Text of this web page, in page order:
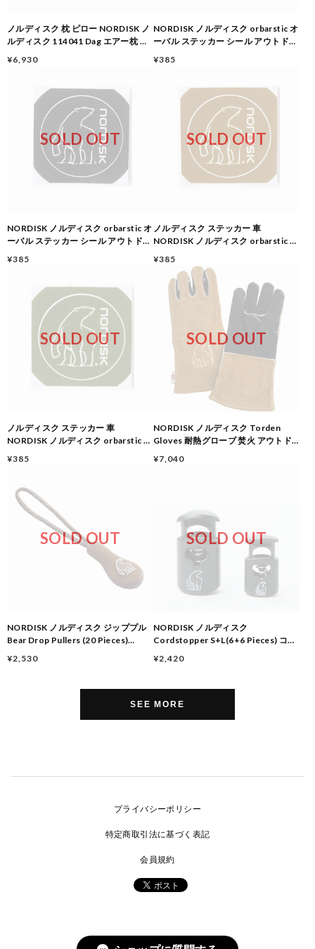
ノルディスク 枕 ピロー NORDISK ノ
ルディスク 114041 Dag エアー枕 ア
LimogesBlue/Black
¥6,930
NORDISK ノルディスク orbarstic オ
ーバル ステッカー シール アウトドア
¥385
SOLD OUT
NORDISK ノルディスク orbarstic オ
ーバル ステッカー シール アウトドア
¥385
SOLD OUT
ノルディスク ステッカー 車
NORDISK ノルディスク orbarstic オ
キャンプ ブラウン
¥385
SOLD OUT
ノルディスク ステッカー 車
NORDISK ノルディスク orbarstic オ
¥385
SOLD OUT
NORDISK ノルディスク Torden
Gloves 耐熱グローブ 焚火 アウトド
¥7,040
SOLD OUT
NORDISK ノルディスク ジッププル
Bear Drop Pullers (20 Pieces)
¥2,530
SOLD OUT
NORDISK ノルディスク
Cordstopper S+L(6+6 Pieces) コー
¥2,420
SEE MORE
プライバシーポリシー
特定商取引法に基づく表記
会員規約